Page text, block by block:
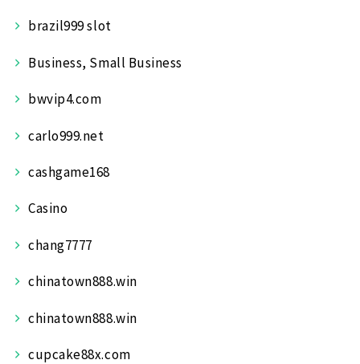
brazil999 slot
Business, Small Business
bwvip4.com
carlo999.net
cashgame168
Casino
chang7777
chinatown888.win
chinatown888.win
cupcake88x.com